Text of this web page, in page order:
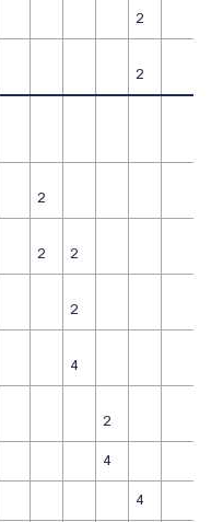
2
2
2
2 2
2
4
2
4
4